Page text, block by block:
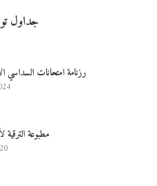
جداول
رزنامة امتحانات السداسي
مطبوعة